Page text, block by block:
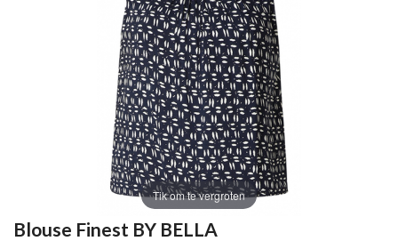
Tik om te vergroten
Blouse Finest BY BELLA